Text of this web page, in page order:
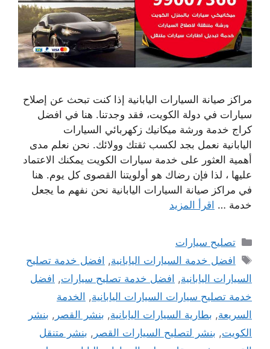
مراكز صيانة السيارات اليابانية إذا كنت تبحث عن إصلاح
سيارات في دولة الكويت، فقد وجدتنا. هنا في افضل
كراج خدمة ورشة ميكانيك زكهربائي السيارات
اليابانية نعمل بجد لكسب ثقتك وولائك. نحن نعلم مدى
أهمية العثور على خدمة سيارات الكويت يمكنك الاعتماد
عليها ، لذا فإن رضاك ​​هو أولويتنا القصوى كل يوم. هنا
في مراكز صيانة السيارات اليابانية نحن نفهم ما يجعل
خدمة … اقرأ المزيد
التصنيفات
تصليح سيارات
الوسوم
افضل خدمة السيارات اليابانية, افضل خدمة تصليح
السيارات اليابانية, افضل خدمة تصليح سيارات, افضل
خدمة تصليح سيارات السيارات اليابانية, الخدمة
السريعة, بطارية السيارات اليابانية, بنشر القصر , بنشر
الكويت, بنشر لتصليح السيارات القصر , بنشر متنقل